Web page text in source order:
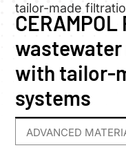
tailor-made
wastewater
with tailor-
systems
ADVANCED